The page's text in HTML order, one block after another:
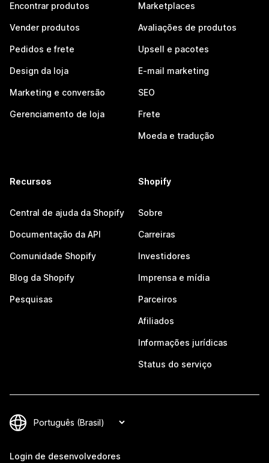
Encontrar produtos
Vender produtos
Pedidos e frete
Design da loja
Marketing e conversão
Gerenciamento de loja
Marketplaces
Avaliações de produtos
Upsell e pacotes
E-mail marketing
SEO
Frete
Moeda e tradução
Recursos
Central de ajuda da Shopify
Documentação da API
Comunidade Shopify
Blog da Shopify
Pesquisas
Shopify
Sobre
Carreiras
Investidores
Imprensa e mídia
Parceiros
Afiliados
Informações jurídicas
Status do serviço
Login de desenvolvedores